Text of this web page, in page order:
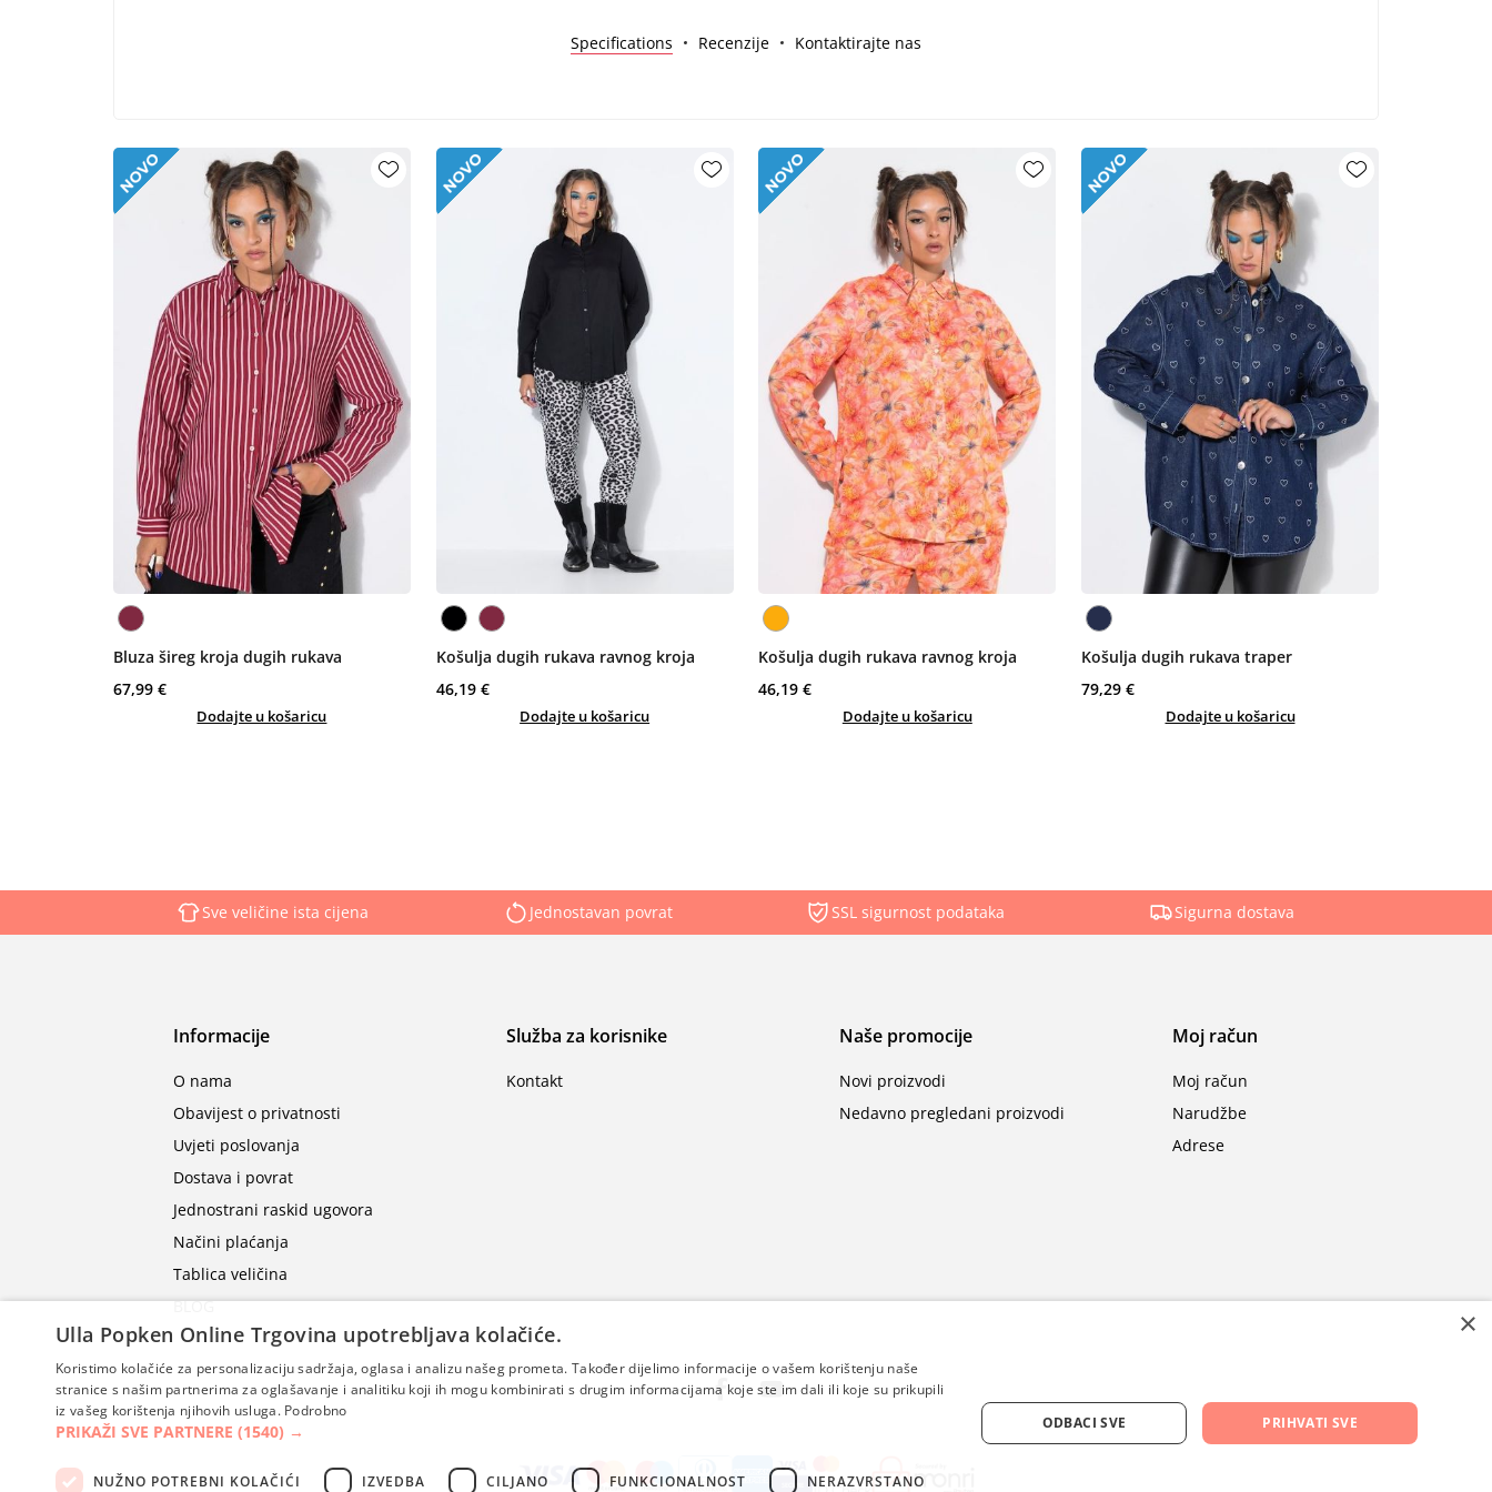
Specifications Recenzije Kontaktirajte nas
Bluza šireg kroja dugih rukava
67,99 €
Dodajte u košaricu
Košulja dugih rukava ravnog kroja
46,19 €
Dodajte u košaricu
Košulja dugih rukava ravnog kroja
46,19 €
Dodajte u košaricu
Košulja dugih rukava traper
79,29 €
Dodajte u košaricu
Sve veličine ista cijena Jednostavan povrat SSL sigurnost podataka Sigurna dostava
Informacije
O nama
Obavijest o privatnosti
Uvjeti poslovanja
Dostava i povrat
Jednostrani raskid ugovora
Načini plaćanja
Tablica veličina
BLOG
Služba za korisnike
Kontakt
Naše promocije
Novi proizvodi
Nedavno pregledani proizvodi
Moj račun
Moj račun
Narudžbe
Adrese
×
Ulla Popken Online Trgovina upotrebljava kolačiće.
Koristimo kolačiće za personalizaciju sadržaja, oglasa i analizu našeg prometa. Također dijelimo informacije o vašem korištenju naše
stranice s našim partnerima za oglašavanje i analitiku koji ih mogu kombinirati s drugim informacijama koje ste im dali ili koje su prikupili
iz vašeg korištenja njihovih usluga. Podrobno
PRIKAŽI SVE PARTNERE (1540) →
NUŽNO POTREBNI KOLAČIĆI IZVEDBA CILJANO FUNKCIONALNOST NERAZVRSTANO
PRIHVATI SVE
ODBACI SVE